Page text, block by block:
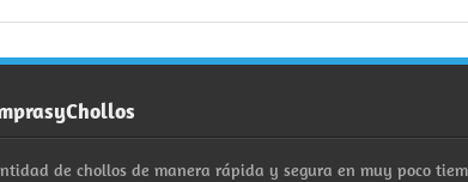
de chollos de manera rápida y segura en muy poco